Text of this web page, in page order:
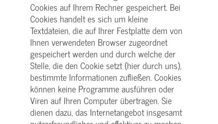
Cookies auf Ihrem Rechner gespeichert. Bei
Cookies handelt es sich um kleine
Textdateien, die auf Ihrer Festplatte dem von
Ihnen verwendeten Browser zugeordnet
gespeichert werden und durch welche der
Stelle, die den Cookie setzt (hier durch uns),
bestimmte Informationen zufließen. Cookies
können keine Programme ausführen oder
Viren auf Ihren Computer übertragen. Sie
dienen dazu, das Internetangebot insgesamt